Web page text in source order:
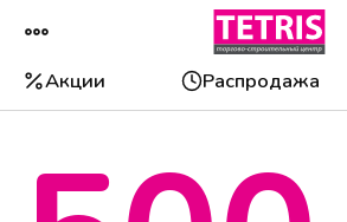
Акции Распродажа